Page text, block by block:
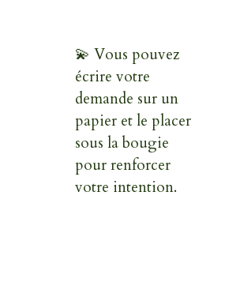
💫 Vous pouvez
écrire votre
demande sur un
papier et le placer
sous la bougie
pour renforcer
votre intention.